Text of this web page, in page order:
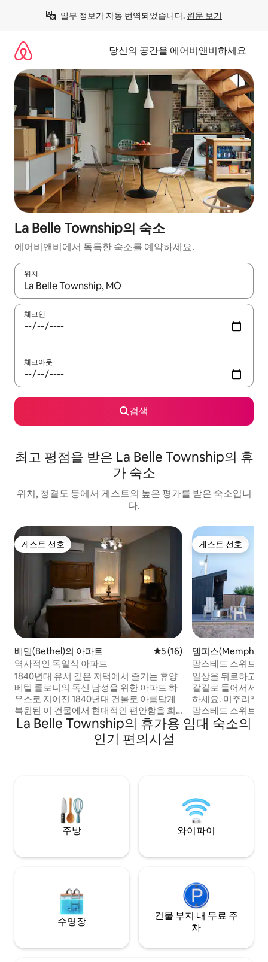
일부 정보가 자동 번역되었습니다. 원문 보기
당신의 공간을 에어비앤비하세요
La Belle Township의 숙소
에어비앤비에서 독특한 숙소를 예약하세요.
위치
결과가 나오면 위·아래 화살표 키를 사용하거나 터치 또는 스와이
체크인
체크아웃
검색
최고 평점을 받은 La Belle Township의 휴
가 숙소
위치, 청결도 등에서 게스트의 높은 평가를 받은 숙소입니
다.
게스트 선호
게스트 선호
베델(Bethel)의 아파트 평점 5점(5점 만점), 후기 16
5 (16)
역사적인 독일식 아파트
1840년대 유서 깊은 저택에서 즐기는 휴양
베텔 콜로니의 독신 남성을 위한 아파트 하
우스로 지어진 1840년대 건물로 아름답게
복원된 이 건물에서 현대적인 편안함을 희
생하지 않고 시간을 거슬러 올라가 보세요.
이 침실 1개짜리 휴양지는 앤틱한 매력을 자
랑합니다. 거실 소파에 퀸사이즈 접이식 침
시에 영업합니다. 마크 트웨인 호수에서 30
게스트 선호
게스트 선호
멤피스(Memphis)
택
팜스테드 스위트
일상을 뒤로하고
갈길로 들어서서
하세요. 미주리주
팜스테드 스위트
박이 아닌, 궁극의
이버시, 자연과의
쉽게 접근할 수 있
La Belle Township의 휴가용 임대 숙소의
인기 편의시설
주방 와이파이
수영장
건물 부지 내 무료 주
차